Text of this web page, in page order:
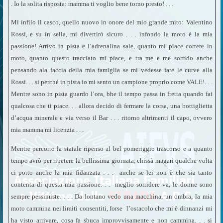
. Io la solita risposta: mamma ti voglio bene torno presto! . . .
Mi infilo il casco, quello nuovo in onore del mio grande mito: Valentino
Rossi, e su in sella, mi divertirò sicuro . . . infondo la moto è la mia
passione! Arrivo in pista e l’adrenalina sale, quanto mi piace correre in
moto, quanto questo tracciato mi piace, e tra me e me sorrido anche
pensando ala faccia della mia famiglia se mi vedesse fare le curve alla
Rossi. . . si perché in pista io mi sento un campione proprio come VALE!. . .
Mentre sono in pista guardo l’ora, bhe il tempo passa in fretta quando fai
qualcosa che ti piace. . . allora decido di fermare la corsa, una bottiglietta
d’acqua minerale e via verso il Bar . . . ritorno altrimenti il capo, ovvero
mia mamma mi licenzia . . .
Mentre percorro la statale ripenso al bel pomeriggio trascorso e a quanto
tempo avrò per ripetere la bellissima giornata, chissà magari qualche volta
ci porto anche la mia fidanzata . . . anche se lei non è che sia tanto
contenta di questa mia passione. . . meglio sorridere va, le donne sono
sempre pessimiste. . . . Da lontano vedo una macchina, un ombra, la mia
moto cammina nei limiti consentiti, forse l’ostacolo che mi è dinnanzi mi
ha visto arrivare, cosa fa sbuca improvvisamente e non cammina. . . si